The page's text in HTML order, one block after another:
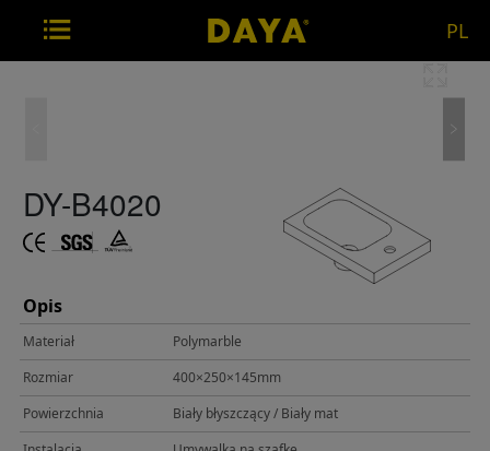
PL
DY-B4020
Opis
Materiał
Polymarble
Rozmiar
400×250×145mm
Powierzchnia
Biały błyszczący / Biały mat